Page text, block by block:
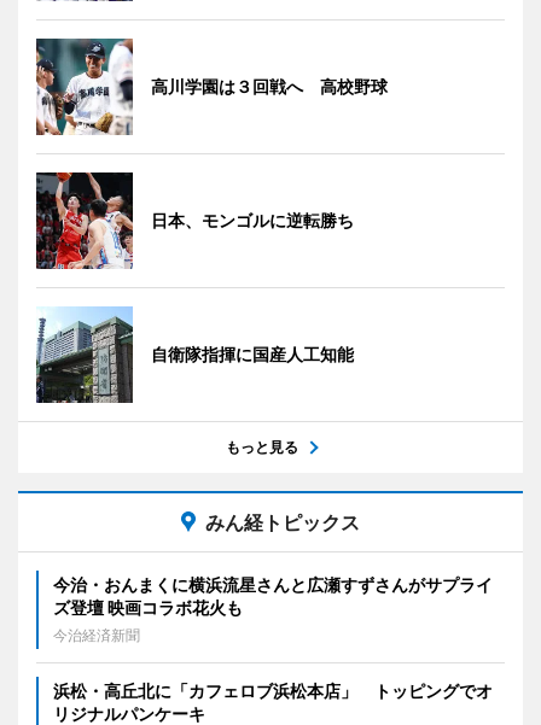
高川学園は３回戦へ 高校野球
日本、モンゴルに逆転勝ち
自衛隊指揮に国産人工知能
もっと見る
みん経トピックス
今治・おんまくに横浜流星さんと広瀬すずさんがサプライ
ズ登壇 映画コラボ花火も
今治経済新聞
浜松・高丘北に「カフェロブ浜松本店」 トッピングでオ
リジナルパンケーキ